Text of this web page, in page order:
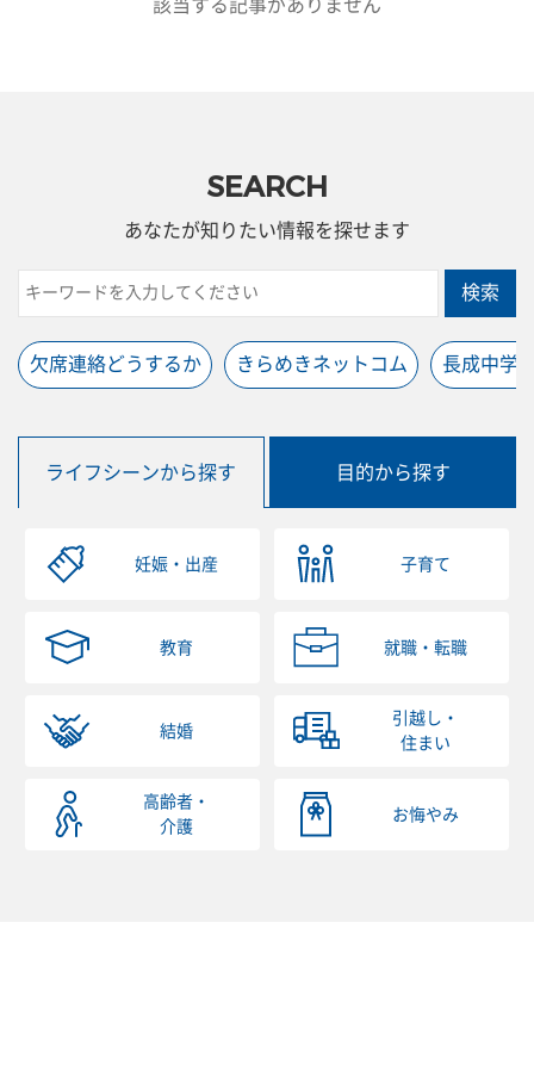
該当する記事がありません
SEARCH
あなたが知りたい情報を探せます
検索
欠席連絡どうするか きらめきネットコム 長成中学
ライフシーンから探す 目的から探す
妊娠・出産 子育て
教育 就職・転職
結婚
引越し・
住まい
高齢者・
介護
お悔やみ